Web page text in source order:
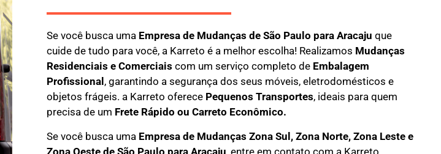
Se você busca umaEmpresa de Mudanças de São Paulo para Aracaju que
cuide de tudo para você, a Karreto é a melhor escolha! Realizamos Mudanças
Residenciais e Comerciais com um serviço completo de Embalagem
Profissional , garantindo a segurança dos seus móveis, eletrodomésticos e
objetos frágeis. a Karreto oferece Pequenos Transportes, ideais para quem
precisa de um Frete Rápido ou Carreto Econômico.
Se você busca uma Empresa de Mudanças Zona Sul, Zona Norte, Zona Leste e
Zona Oeste de São Paulo para Aracaju , entre em contato com a Karreto.